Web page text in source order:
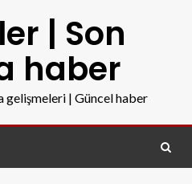
| Son
haber
gelişmeleri | Güncel haber